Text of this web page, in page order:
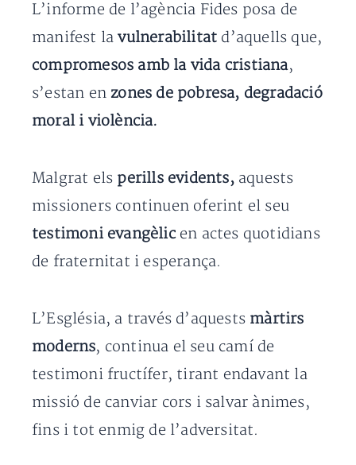
L’informe de l’agència Fides posa de
manifest lavulnerabilitat d’aquells que,
compromesos amb la vida cristiana,
s’estan en zones de pobresa, degradació
moral i violència.
Malgrat els perills evidents,aquests
missioners continuen oferint el seu
testimoni evangèlicen actes quotidians
de fraternitat i esperança.
L’Església, a través d’aquests màrtirs
moderns, continua el seu camí de
testimoni fructífer, tirant endavant la
missió de canviar cors i salvar ànimes,
fins i tot enmig de l’adversitat.